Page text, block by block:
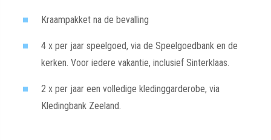
Kraampakket na de bevalling
4 x per jaar speelgoed, via de Speelgoedbank en de
kerken. Voor iedere vakantie, inclusief Sinterklaas.
2 x per jaar een volledige kledinggarderobe, via
Kledingbank Zeeland.